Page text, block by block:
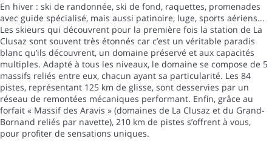
En hiver : ski de randonnée, ski de fond, raquettes, promenades
avec guide spécialisé, mais aussi patinoire, luge, sports aériens...
Les skieurs qui découvrent pour la première fois la station de La
Clusaz sont souvent très étonnés car c’est un véritable paradis
blanc qu’ils découvrent, un domaine préservé et aux capacités
multiples. Adapté à tous les niveaux, le domaine se compose de 5
massifs reliés entre eux, chacun ayant sa particularité. Les 84
pistes, représentant 125 km de glisse, sont desservies par un
réseau de remontées mécaniques performant. Enfin, grâce au
forfait « Massif des Aravis » (domaines de La Clusaz et du Grand-
Bornand reliés par navette), 210 km de pistes s’offrent à vous,
pour profiter de sensations uniques.